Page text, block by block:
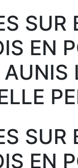
SUR
EN
SUR
EN